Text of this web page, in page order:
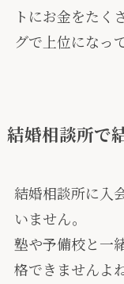
トにお金をたく
グで上位になっ
結婚相談所で
結婚相談所に入
いません。
塾や予備校と一
格できませんよ